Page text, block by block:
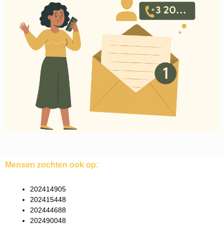
Mensen zochten ook op:
202414905
202415448
202444688
202490048